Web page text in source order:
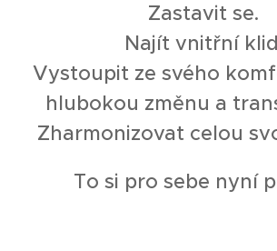
Zastavit se.
Najít vnitřní
Vystoupit ze svého
hlubokou změnu a
Zharmonizovat celou
To si pro sebe nyní